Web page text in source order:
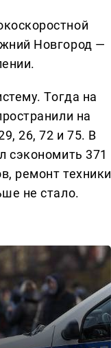
Новгород —
Тогда на
на
26, 72 и 75. В
сэкономить 371
ремонт техники
не стало.